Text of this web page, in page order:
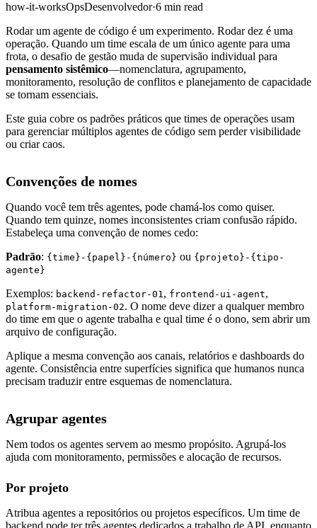
how-it-worksOpsDesenvolvedor·6 min read
Rodar um agente de código é um experimento. Rodar dez é uma
operação. Quando um time escala de um único agente para uma
frota, o desafio de gestão muda de supervisão individual para
pensamento sistêmico—nomenclatura, agrupamento,
monitoramento, resolução de conflitos e planejamento de capacidade
se tornam essenciais.
Este guia cobre os padrões práticos que times de operações usam
para gerenciar múltiplos agentes de código sem perder visibilidade
ou criar caos.
Convenções de nomes
Quando você tem três agentes, pode chamá-los como quiser.
Quando tem quinze, nomes inconsistentes criam confusão rápido.
Estabeleça uma convenção de nomes cedo:
Padrão: {time}-{papel}-{número} ou {projeto}-{tipo-
agente}
Exemplos: backend-refactor-01, frontend-ui-agent,
platform-migration-02. O nome deve dizer a qualquer membro
do time em que o agente trabalha e qual time é o dono, sem abrir um
arquivo de configuração.
Aplique a mesma convenção aos canais, relatórios e dashboards do
agente. Consistência entre superfícies significa que humanos nunca
precisam traduzir entre esquemas de nomenclatura.
Agrupar agentes
Nem todos os agentes servem ao mesmo propósito. Agrupá-los
ajuda com monitoramento, permissões e alocação de recursos.
Por projeto
Atribua agentes a repositórios ou projetos específicos. Um time de